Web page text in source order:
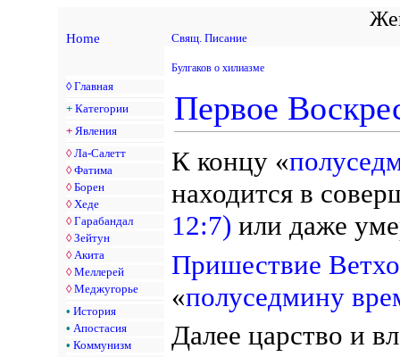
Home Свящ. Писание
◊ Главная
+ Категории
+ Явления
◊ Ла-Салетт
◊ Фатима
◊ Борен
◊ Хеде
◊ Гарабандал
◊ Зейтун
◊ Акита
◊ Меллерей
◊ Меджугорье
• История
• Апостасия
• Коммунизм
Булгаков о хилиазме
Первое
К концу «
находится в
12:7) или даже
Пришествие
«полуседмину
Далее царство и